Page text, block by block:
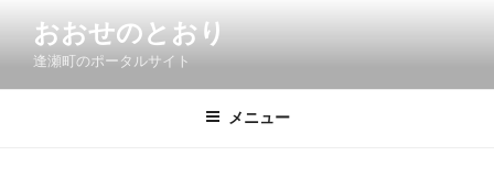
ン
おおせのとおり
逢瀬町のポータルサイト
メニュー